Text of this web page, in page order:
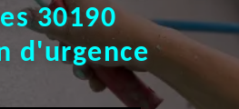
30190
d'urgence